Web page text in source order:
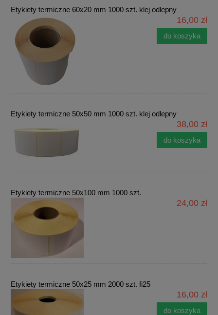
Etykiety termiczne 60x20 mm 1000 szt. klej odlepny
16,00 zł
do koszyka
Etykiety termiczne 50x50 mm 1000 szt. klej odlepny
38,00 zł
do koszyka
Etykiety termiczne 50x100 mm 1000 szt.
24,00 zł
Etykiety termiczne 50x25 mm 2000 szt. fi25
16,00 zł
do koszyka